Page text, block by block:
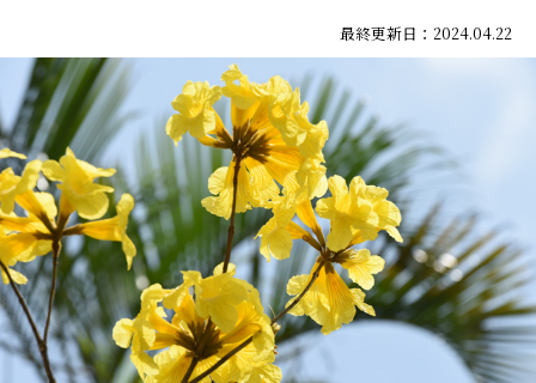
最終更新日：2024.04.22